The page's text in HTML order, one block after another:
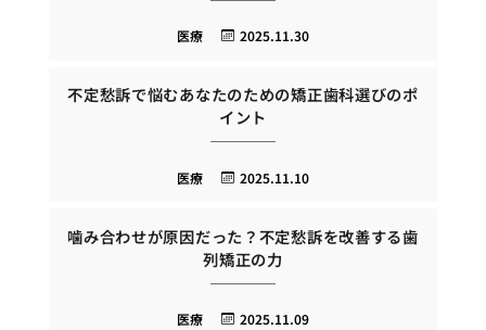
2025.11.30
医療
不定愁訴で悩むあなたのための矯正歯科選びのポ
イント
2025.11.10
医療
噛み合わせが原因だった？不定愁訴を改善する歯
列矯正の力
2025.11.09
医療